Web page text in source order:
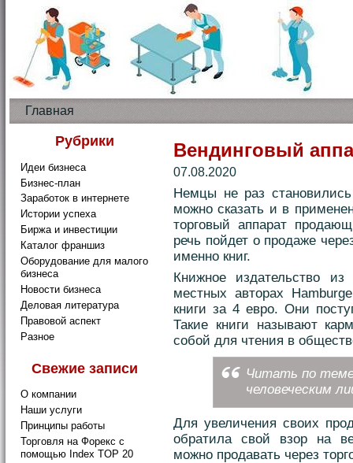
Главная
Рубрики
Идеи бизнеса
Бизнес-план
Заработок в интернете
Истории успеха
Биржа и инвестиции
Каталог франшиз
Оборудование для малого
бизнеса
Новости бизнеса
Деловая литература
Правовой аспект
Разное
Свежие записи
О компании
Наши услуги
Принципы работы
Торговля на Форекс с
помощью Index TOP 20
Вендинговый
07.08.2020
Немцы не раз
можно сказать и в
торговый аппарат
речь пойдет о продаже
именно книг.
Книжное издательство
местных авторах
книги за 4 евро. Они
Такие книги называют
собой для чтения в
Читать по
человеческим
Для увеличения своих
обратила свой взор на
можно продавать через